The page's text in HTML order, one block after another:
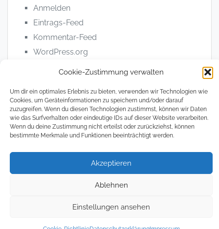
Cookie-Zustimmung verwalten
Um dir ein optimales Erlebnis zu bieten, verwenden wir Technologien wie
Cookies, um Geräteinformationen zu speichern und/oder darauf
zuzugreifen. Wenn du diesen Technologien zustimmst, können wir Daten
wie das Surfverhalten oder eindeutige IDs auf dieser Website verarbeiten.
Wenn du deine Zustimmung nicht erteilst oder zurückziehst, können
bestimmte Merkmale und Funktionen beeinträchtigt werden.
Akzeptieren
Ablehnen
Einstellungen ansehen
Anmelden
Eintrags-Feed
Kommentar-Feed
WordPress.org
© 2008 - 2026, The Magical Digital Nomad
Datenschutzerklärung Impressum